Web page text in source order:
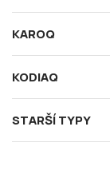
KAROQ
KODIAQ
STARŠÍ TYPY